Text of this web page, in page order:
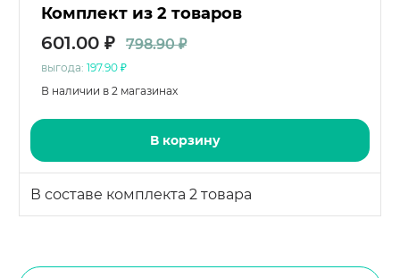
В составе комплекта 2 товара
Комплект из 2 товаров
601.00 ₽ 798.90 ₽
выгода: 197.90 ₽
В наличии в 2 магазинах
В корзину